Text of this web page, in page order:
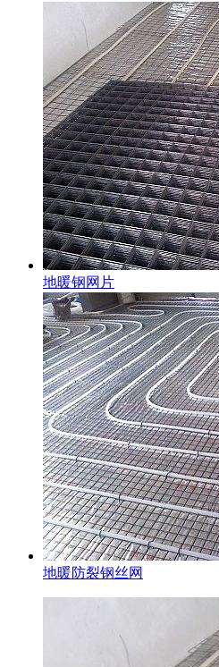
地暖钢网片
地暖防裂钢丝网